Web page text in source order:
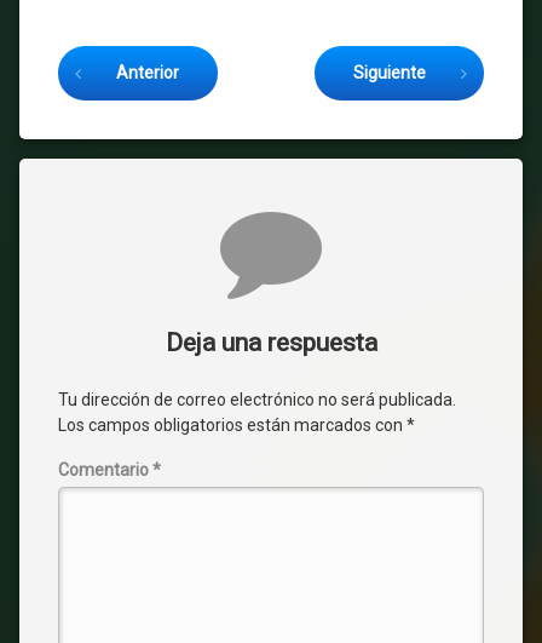
Anterior Siguiente
Deja una respuesta
Tu dirección de correo electrónico no será publicada.
Los campos obligatorios están marcados con *
Comentario*